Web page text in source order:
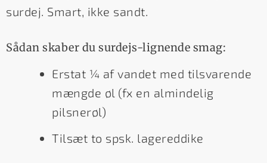
surdej. Smart, ikke sandt.
Sådan skaber du surdejs-lignende smag:
Erstat ¼ af vandet med tilsvarende
mængde øl (fx en almindelig
pilsnerøl)
Tilsæt to spsk. lagereddike